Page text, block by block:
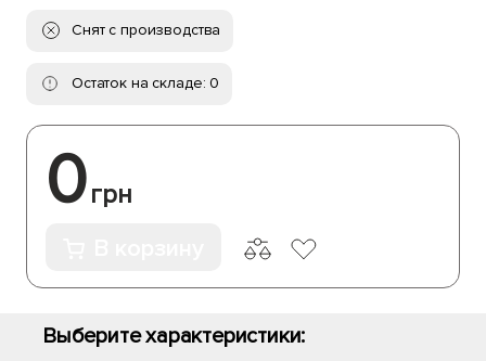
Снят с производства
Остаток на складе: 0
0грн
Выберите характеристики: